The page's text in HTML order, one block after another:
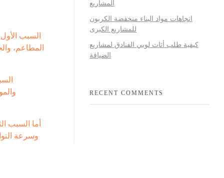
السبب
المطاعم،
أما السبب
وسرعة
المشاريع
اتجاهات مواد البناء منخفضة الكربون
للمشاريع الكبرى
كيفية طلب أثاث لوبي الفنادق لمشاريع
الضيافة
RECENT COMMENTS